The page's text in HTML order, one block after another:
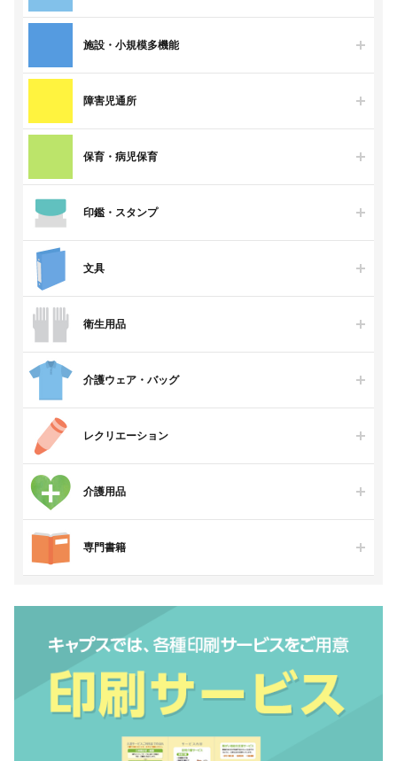
施設・小規模多機能
障害児通所
保育・病児保育
印鑑・スタンプ
文具
衛生用品
介護ウェア・バッグ
レクリエーション
介護用品
専門書籍